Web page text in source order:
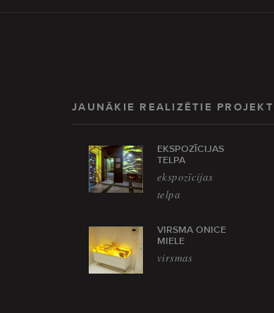
JAUNĀKIE REALIZĒTIE PROJEKTI
EKSPOZĪCIJAS
TELPA
ekspozīcijas
telpa
VIRSMA ONICE
MIELE
virsmas